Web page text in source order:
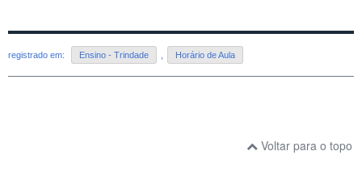
registrado em: Ensino - Trindade Horário de Aula
Voltar para o topo